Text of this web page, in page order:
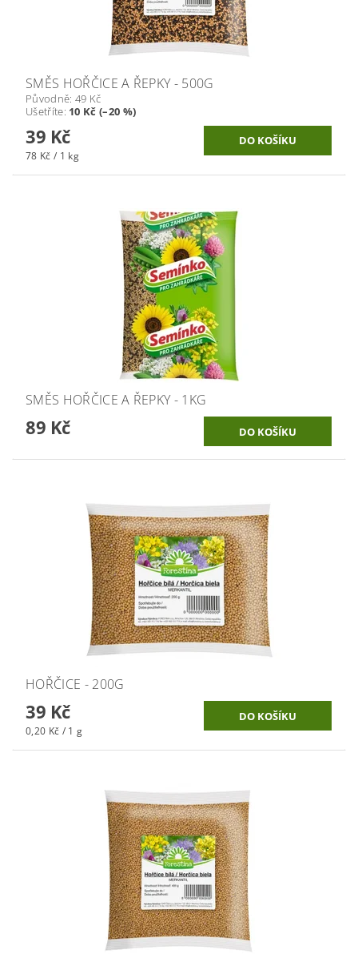
SMĚS HOŘČICE A ŘEPKY - 500G
Původně: 49 Kč
Ušetříte: 10 Kč (–20 %)
39 Kč
78 Kč / 1 kg
SMĚS HOŘČICE A ŘEPKY - 1KG
89 Kč
HOŘČICE - 200G
39 Kč
0,20 Kč / 1 g